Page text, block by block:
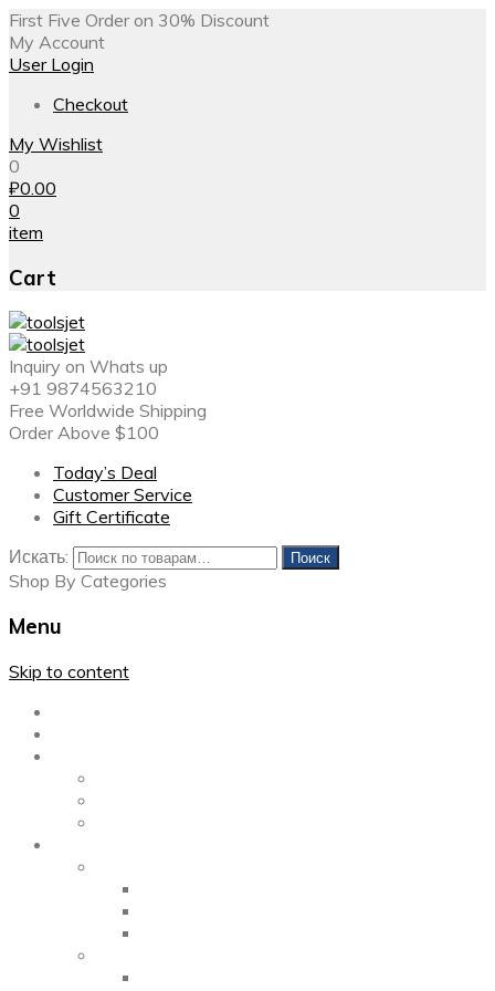
First Five Order on 30% Discount
My Account
User Login
Checkout
My Wishlist
0
₽0.00
0
item
Cart
Inquiry on Whats up
+91 9874563210
Free Worldwide Shipping
Order Above $100
Today’s Deal
Customer Service
Gift Certificate
Искать:
Поиск
Shop By Categories
Menu
Skip to content